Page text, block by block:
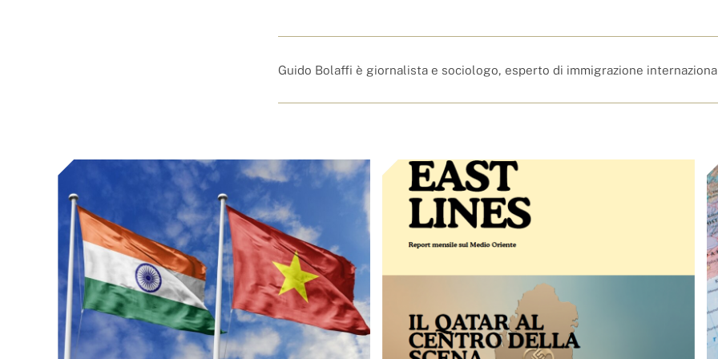
Guido Bolaffi è giornalista e sociologo, esperto di immigrazione